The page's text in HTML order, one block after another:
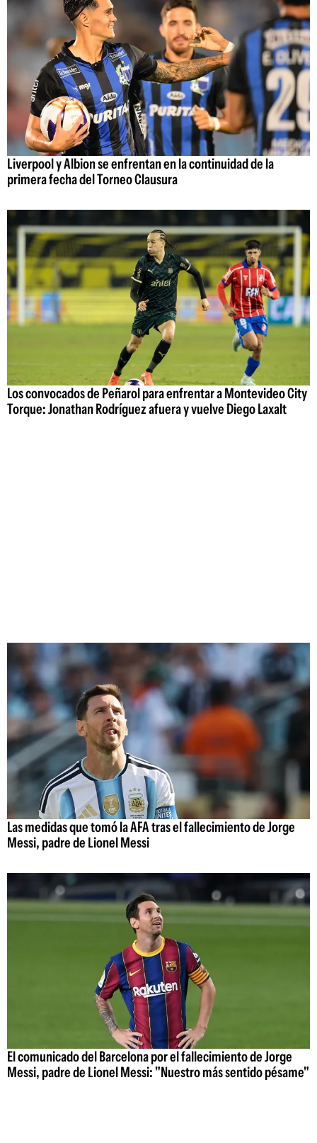
Liverpool y Albion se enfrentan en la continuidad de la
primera fecha del Torneo Clausura
Los convocados de Peñarol para enfrentar a Montevideo City
Torque: Jonathan Rodríguez afuera y vuelve Diego Laxalt
Las medidas que tomó la AFA tras el fallecimiento de Jorge
Messi, padre de Lionel Messi
El comunicado del Barcelona por el fallecimiento de Jorge
Messi, padre de Lionel Messi: "Nuestro más sentido pésame"